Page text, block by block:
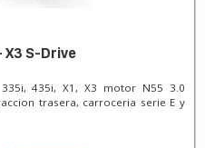
X3 S-Drive
435i, X1, X3 motor N55 3.0
trasera, carroceria serie E y